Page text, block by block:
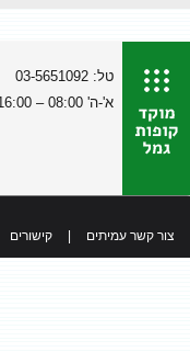
טל: 03-5651092
א'-ה' 08:00 – 16:00
צור קשר עמיתים קישורים